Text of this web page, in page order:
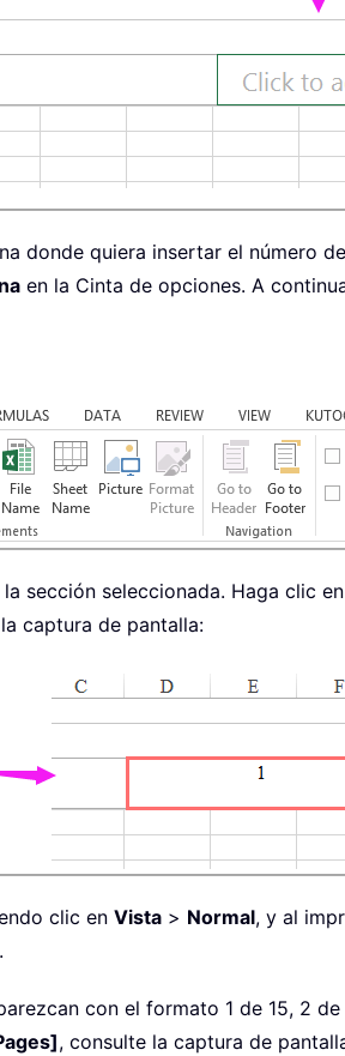
donde quiera insertar el número
en la Cinta de opciones. A
la sección seleccionada. Haga clic
captura de pantalla:
clic en Vista > Normal, y al
con el formato 1 de 15, 2
, consulte la captura de